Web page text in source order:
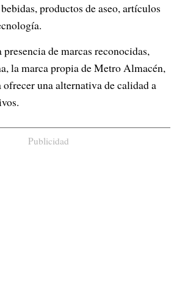
productos de aseo, artículos
presencia de marcas reconocidas,
la marca propia de Metro Almacén,
ofrecer una alternativa de calidad a
Publicidad